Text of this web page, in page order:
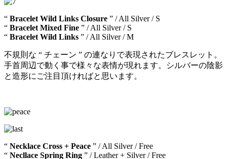
“ Bracelet Wild Links Closure ” / All Silver / S
“ Bracelet Mixed Fine ” / All Silver / S
“ Bracelet Wild Links ” / All Silver / M
不規則な “ チェーン ” の連なりで表現されたブレスレット。
手首周辺で動く事で様々な表情が現れます。シルバーの陰影
と造形にご注目頂ければと思います。
“ Necklace Cross + Peace ” / All Silver / Free
“ Necllace Spring Ring ” / Leather + Silver / Free